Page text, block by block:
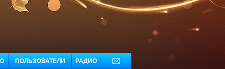
ПОЛЬЗОВАТЕЛИ РАДИО
лучшим!
ДОБАВЬ МУЗЫКУ